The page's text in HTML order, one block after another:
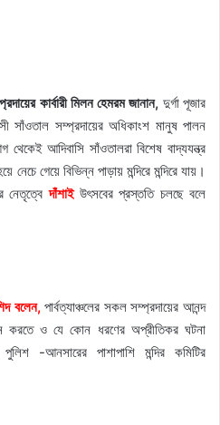
কার্বারী মিলন হেমরম জানান, দুর্গা পূজার
সাঁওতাল সম্প্রদায়ের অধিকাংশ মানুষ পালন
আদিবাসি সাঁওতালরা বিশেষ বাদ্যযন্ত্র
গেয়ে বিভিন্ন পাড়ায় মন্দিরে মন্দিরে যায়।
নেতৃত্বেদাঁশাইউৎসবের প্রস্ততি চলছে বলে
বলেন, পার্বত্যাঞ্চলের সকল সম্প্রদায়ের আনন্দ
করতে ও যে কোন ধরণের অপ্রীতিকর ঘটনা
-আনসারের পাশাপাশি মন্দির কমিটির